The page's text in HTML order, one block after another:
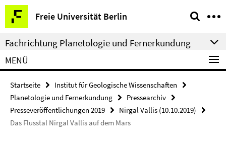
Springe
direkt
zu
Inhalt
Freie Universität Berlin
Service-
Navigation
Fachrichtung Planetologie und Fernerkundung
MENÜ
Startseite
Institut für Geologische Wissenschaften
Planetologie und Fernerkundung
Pressearchiv
Presseveröffentlichungen 2019
Nirgal Vallis (10.10.2019)
Das Flusstal Nirgal Vallis auf dem Mars